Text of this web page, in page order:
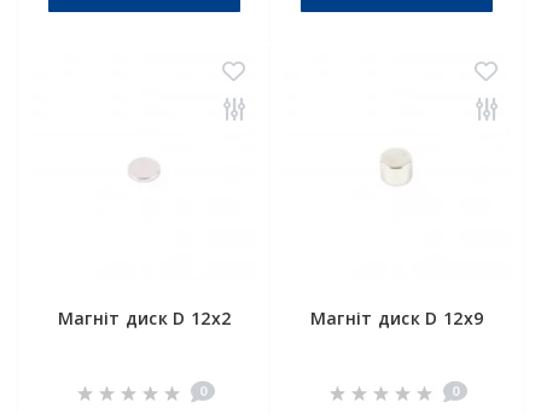
Магніт диск D 12x2
0
Магніт диск D 12x9
0